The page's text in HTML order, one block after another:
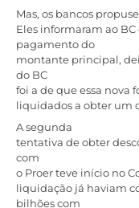
Mas, os bancos
Eles informaram ao
pagamento do
montante principal,
do BC
foi a de que essa nova
liquidados a obter um
A segunda
tentativa de obter
com
o Proer teve início no
liquidação já haviam
bilhões com